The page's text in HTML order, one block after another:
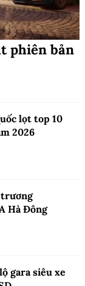
phiên bản
lọt top 10
2026
trương
Hà Đông
gara siêu xe